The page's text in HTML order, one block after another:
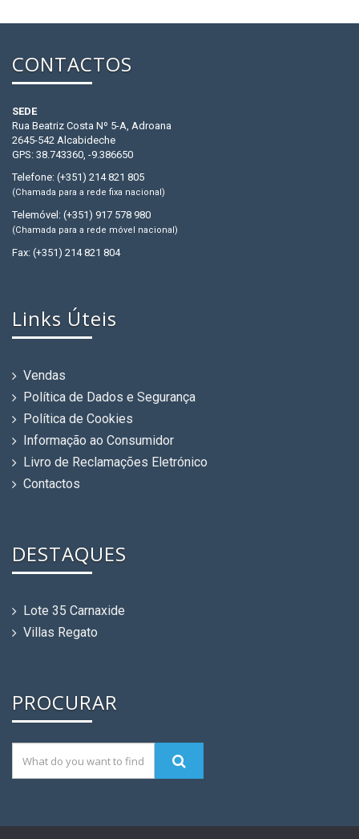
CONTACTOS
SEDE
Rua Beatriz Costa Nº 5-A, Adroana
2645-542 Alcabideche
GPS: 38.743360, -9.386650
Telefone: (+351) 214 821 805
(Chamada para a rede fixa nacional)
Telemóvel: (+351) 917 578 980
(Chamada para a rede móvel nacional)
Fax: (+351) 214 821 804
Links Úteis
Vendas
Política de Dados e Segurança
Política de Cookies
Informação ao Consumidor
Livro de Reclamações Eletrónico
Contactos
DESTAQUES
Lote 35 Carnaxide
Villas Regato
PROCURAR